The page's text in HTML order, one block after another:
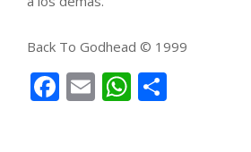
Back To Godhead © 1999
Facebook
EmailWhatsApp